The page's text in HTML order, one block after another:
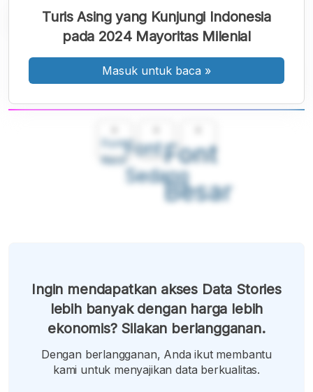
Font
Kecil
Font
Sedang
Font
Besar
Turis Asing yang Kunjungi Indonesia
pada 2024 Mayoritas Milenial
Masuk untuk baca »
Ingin mendapatkan akses Data Stories
lebih banyak dengan harga lebih
ekonomis? Silakan berlangganan.
Dengan berlangganan, Anda ikut membantu
kami untuk menyajikan data berkualitas.